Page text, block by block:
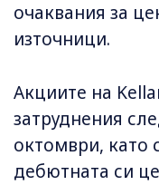
очаквания за
източници.
Акциите на
затруднения
октомври, като
дебютната си